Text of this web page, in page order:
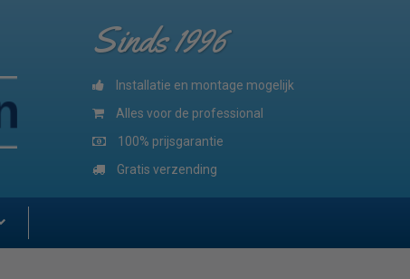
Sinds 1996
Installatie en montage mogelijk
Alles voor de professional
100% prijsgarantie
Gratis verzending